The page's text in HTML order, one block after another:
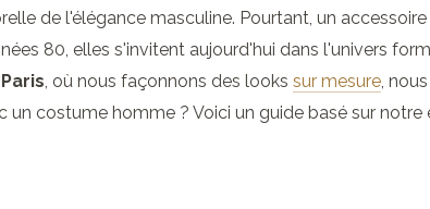
de l'élégance masculine. Pourtant, un
80, elles s'invitent aujourd'hui dans l'univers
, où nous façonnons des looks sur mesure,
costume homme ? Voici un guide basé sur notre